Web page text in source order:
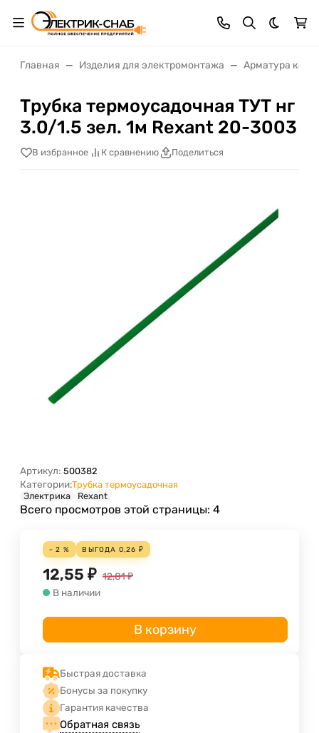
Темная
Главная Изделия для электромонтажа Арматура
Трубка термоусадочная ТУТ нг
3.0/1.5 зел. 1м Rexant 20-3003
В избранное К сравнению Поделиться
Артикул: 500382
Категории:Трубка термоусадочная
Электрика
Rexant
Всего просмотров этой страницы: 4
- 2 % ВЫГОДА 0,26 ₽
12,55 ₽ 12,81₽
В наличии
В корзину
Быстрая доставка
Бонусы за покупку
Гарантия качества
Обратная связь